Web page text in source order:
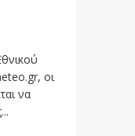
οι
να